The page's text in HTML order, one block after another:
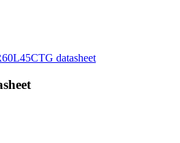
datasheet